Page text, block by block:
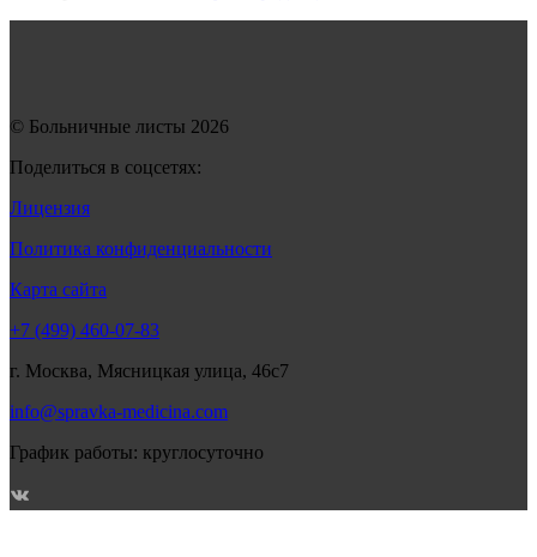
© Больничные листы 2026
Поделиться в соцсетях:
Лицензия
Политика конфиденциальности
Карта сайта
+7 (499) 460-07-83
г. Москва, Мясницкая улица, 46с7
info@spravka-medicina.com
График работы: круглосуточно